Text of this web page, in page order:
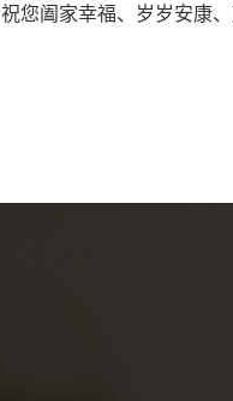
祝您阖家幸福、岁岁安康